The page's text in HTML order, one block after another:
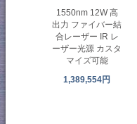
1550nm 12W 高
出力 ファイバー結
合レーザー IR レ
ーザー光源 カスタ
マイズ可能
1,389,554円